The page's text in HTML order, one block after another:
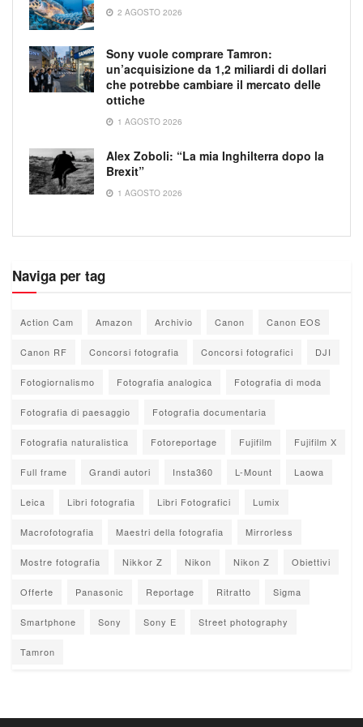
2 AGOSTO 2026
Sony vuole comprare Tamron:
un’acquisizione da 1,2 miliardi di dollari
che potrebbe cambiare il mercato delle
ottiche
1 AGOSTO 2026
Alex Zoboli: “La mia Inghilterra dopo la
Brexit”
1 AGOSTO 2026
Naviga per tag
Action Cam Amazon Archivio Canon Canon EOS
Canon RF Concorsi fotografia Concorsi fotografici DJI
Fotogiornalismo Fotografia analogica Fotografia di moda
Fotografia di paesaggio Fotografia documentaria
Fotografia naturalistica Fotoreportage Fujifilm Fujifilm X
Full frame Grandi autori Insta360 L-Mount Laowa
Leica Libri fotografia Libri Fotografici Lumix
Macrofotografia Maestri della fotografia Mirrorless
Mostre fotografia Nikkor Z Nikon Nikon Z Obiettivi
Offerte Panasonic Reportage Ritratto Sigma
Smartphone Sony Sony E Street photography
Tamron